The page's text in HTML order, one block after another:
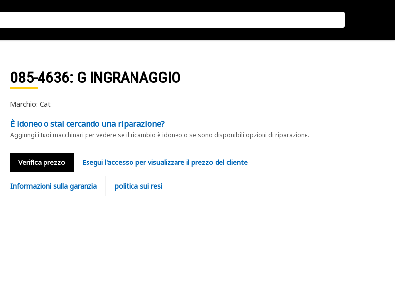
085-4636: G INGRANAGGIO
Marchio: Cat
È idoneo o stai cercando una riparazione?
Aggiungi i tuoi macchinari per vedere se il ricambio è idoneo o se sono disponibili opzioni di riparazione.
Verifica prezzo Esegui l'accesso per visualizzare il prezzo del cliente
Informazioni sulla garanzia politica sui resi